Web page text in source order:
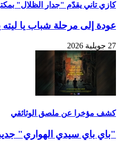
كازي تاني يقدّم "جدار الظلال"
عودة إلى مرحلة شباب يا ليته
27 جويلية 2026
كشف مؤخرا عن ملصق الوثائقي
"باي باي سيدي الهواري"